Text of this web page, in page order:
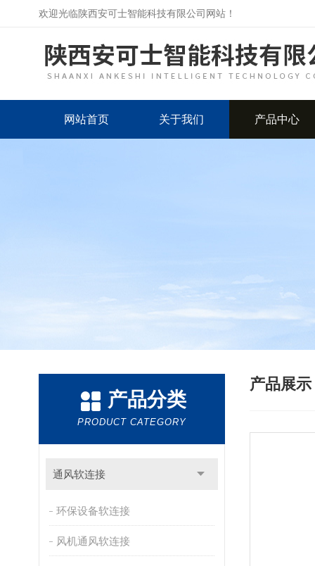
欢迎光临陕西安可士智能科技有限公司网站！
网站首页 关于我们 产品中心
产品分类
PRODUCT CATEGORY
通风软连接
环保设备软连接
风机通风软连接
产品展示